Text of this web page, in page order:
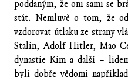
poddaným, že oni sami se
stát. Nemluvě o tom, že
vzdorovat útlaku ze strany
Stalin, Adolf Hitler, Mao
dynastie Kim a další –
byli dobře vědomi